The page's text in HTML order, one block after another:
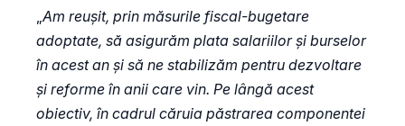
Am reușit, prin măsurile fiscal-bugetare
adoptate, să asigurăm plata salariilor și burselor
în acest an și să ne stabilizăm pentru dezvoltare
și reforme în anii care vin. Pe lângă acest
obiectiv, în cadrul căruia păstrarea componentei